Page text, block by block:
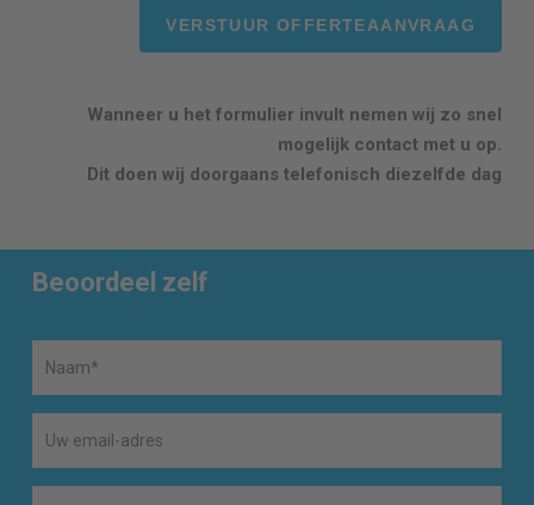
Wanneer u het formulier invult nemen wij zo snel
mogelijk contact met u op.
Dit doen wij doorgaans telefonisch diezelfde dag
Beoordeel zelf